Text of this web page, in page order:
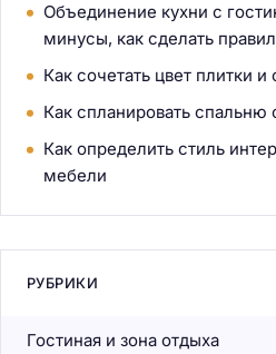
Объединение кухни с
минусы, как сделать
Как сочетать цвет плитки и
Как спланировать спальню
Как определить стиль
мебели
РУБРИКИ
Гостиная и зона отдыха